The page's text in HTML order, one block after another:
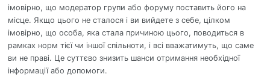
імовірно, що модератор групи або форуму поставить його на
місце. Якщо цього не сталося і ви вийдете з себе, цілком
імовірно, що особа, яка стала причиною цього, поводиться в
рамках норм тієї чи іншої спільноти, і всі вважатимуть, що саме
ви не праві. Це суттєво знизить шанси отримання необхідної
інформації або допомоги.